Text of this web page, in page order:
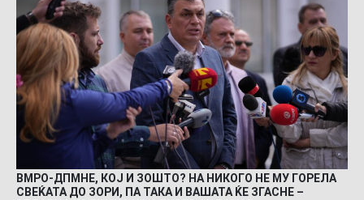
ВМРО-ДПМНЕ, КОЈ И ЗОШТО? НА НИКОГО НЕ МУ ГОРЕЛА
СВЕЌАТА ДО ЗОРИ, ПА ТАКА И ВАШАТА ЌЕ ЗГАСНЕ –